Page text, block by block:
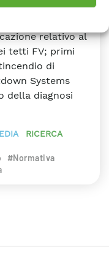
risulta
Rapporto
relativo al
tetti FV; primi
di
Systems
della diagnosi
RICERCA
#Normativa